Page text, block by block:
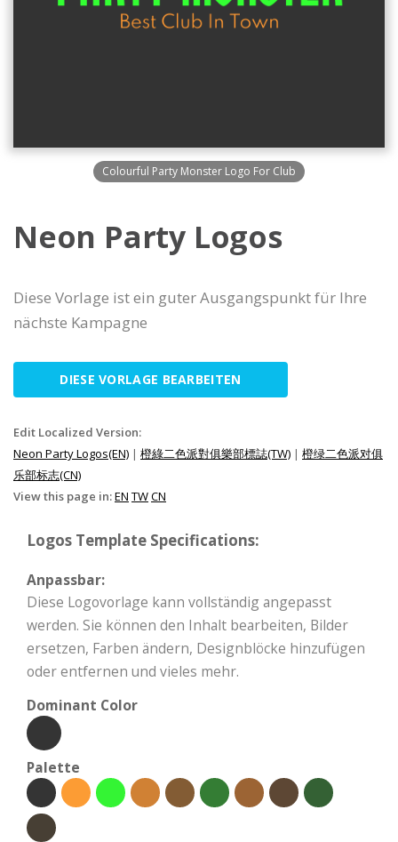
Colourful Party Monster Logo For Club
Neon Party Logos
Diese Vorlage ist ein guter Ausgangspunkt für Ihre
nächste Kampagne
DIESE VORLAGE BEARBEITEN
Edit Localized Version:
Neon Party Logos(EN) | 橙綠二色派對俱樂部標誌(TW) | 橙绿二色派对俱
乐部标志(CN)
View this page in:EN TWCN
Logos Template Specifications:
Anpassbar:
Diese Logovorlage kann vollständig angepasst
werden. Sie können den Inhalt bearbeiten, Bilder
ersetzen, Farben ändern, Designblöcke hinzufügen
oder entfernen und vieles mehr.
Dominant Color
Palette